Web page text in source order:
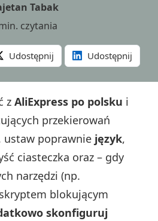
Tabak
czytania
Udostępnij Udostępnij
zAliExpress po polsku i
przekierowań
ustaw poprawnie język,
ciasteczka oraz – gdy
narzędzi (np.
blokującym
skonfiguruj